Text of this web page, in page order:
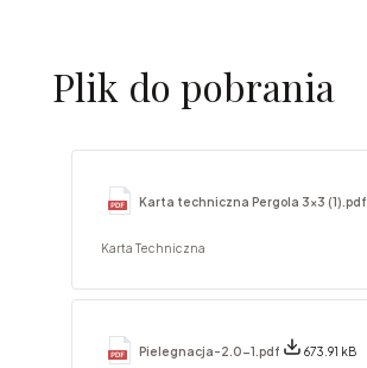
Plik do pobrania
Karta techniczna Pergola 3x3 (1).pdf
Karta Techniczna
Pielegnacja-2.0-1.pdf 673.91 kB